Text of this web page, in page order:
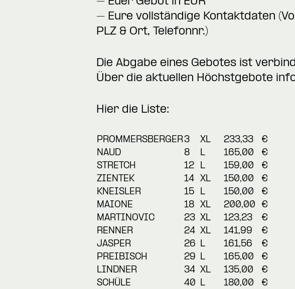
– Eure vollständige Kontaktdaten
PLZ & Ort, Telefonnr.)
Die Abgabe eines Gebotes ist
Über die aktuellen Höchstgebote
Hier die Liste:
PROMMERSBERGER3 XL 233,33
€
NAUD
8 L 165,00
€
STRETCH
12 L 159,00
€
ZIENTEK
14 XL 150,00
€
KNEISLER
15 L 150,00
€
MAIONE
18 XL 200,00
€
MARTINOVIC
23 XL 123,23
€
RENNER
24 XL 141,99
€
JASPER
26 L 161,56
€
PREIBISCH
29 L 165,00
€
LINDNER
34 XL 135,00
€
SCHÜLE
40 L 180,00
€